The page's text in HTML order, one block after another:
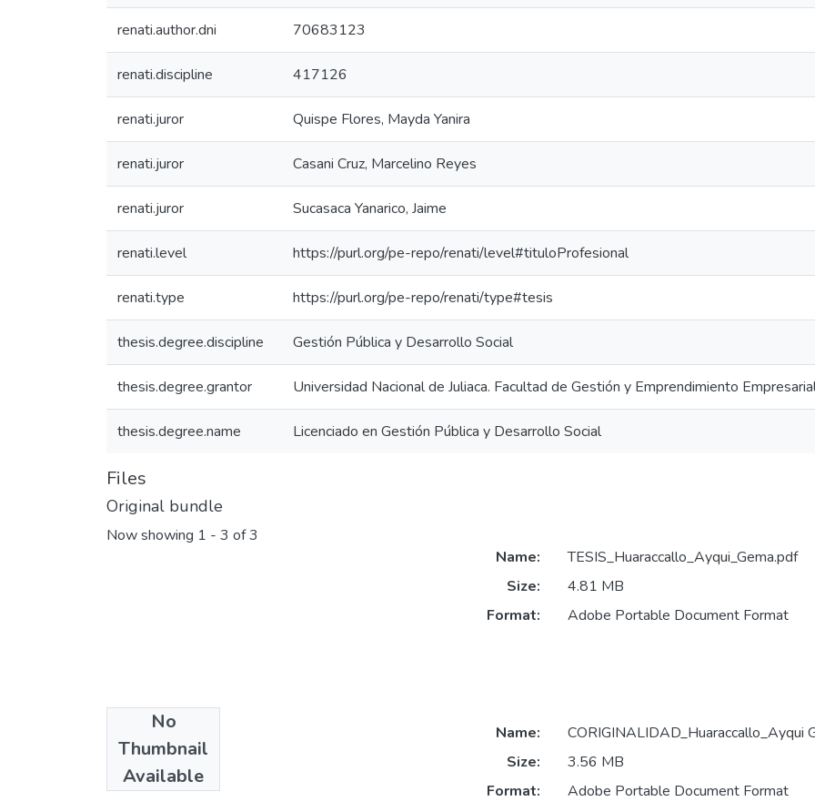
renati.author.dni 70683123
renati.discipline 417126
renati.juror Quispe Flores, Mayda Yanira
renati.juror Casani Cruz, Marcelino Reyes
renati.juror Sucasaca Yanarico, Jaime
renati.level https://purl.org/pe-repo/renati/level#tituloProfesional
renati.type https://purl.org/pe-repo/renati/type#tesis
thesis.degree.discipline Gestión Pública y Desarrollo Social
thesis.degree.grantor Universidad Nacional de Juliaca. Facultad de Gestión y Emprendimiento
thesis.degree.name Licenciado en Gestión Pública y Desarrollo Social
Files
Original bundle
Now showing 1 - 3 of 3
No
Thumbnail
Available
Name:
TESIS_Huaraccallo_Ayqui_Gema.pdf
Size:
4.81 MB
Format:
Adobe Portable Document Format
Name:
CORIGINALIDAD_Huaraccallo_Ayqui
Size:
3.56 MB
Format:
Adobe Portable Document Format